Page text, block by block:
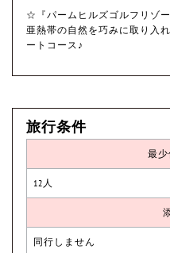
☆『パームヒルズゴルフリゾ
亜熱帯の自然を巧みに取り入
ートコース♪
旅行条件
最少
12人
同行しません